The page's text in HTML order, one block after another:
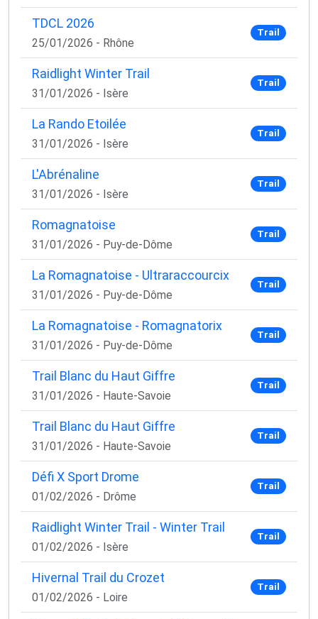
TDCL 2026
25/01/2026 - Rhône
Trail
Raidlight Winter Trail
31/01/2026 - Isère
Trail
La Rando Etoilée
31/01/2026 - Isère
Trail
L'Abrénaline
31/01/2026 - Isère
Trail
Romagnatoise
31/01/2026 - Puy-de-Dôme
Trail
La Romagnatoise - Ultraraccourcix
31/01/2026 - Puy-de-Dôme
Trail
La Romagnatoise - Romagnatorix
31/01/2026 - Puy-de-Dôme
Trail
Trail Blanc du Haut Giffre
31/01/2026 - Haute-Savoie
Trail
Trail Blanc du Haut Giffre
31/01/2026 - Haute-Savoie
Trail
Défi X Sport Drome
01/02/2026 - Drôme
Trail
Raidlight Winter Trail - Winter Trail
01/02/2026 - Isère
Trail
Hivernal Trail du Crozet
01/02/2026 - Loire
Trail